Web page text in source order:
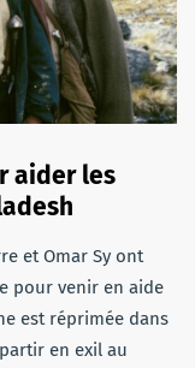
aider les
et Omar Sy ont
pour venir en aide
est réprimée dans
en exil au